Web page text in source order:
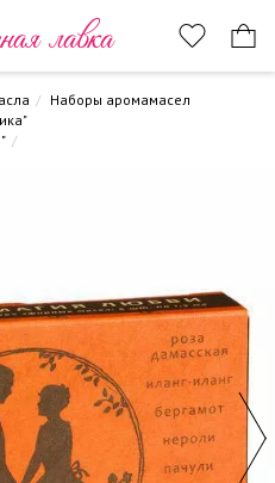
лавка
Наборы аромамасел